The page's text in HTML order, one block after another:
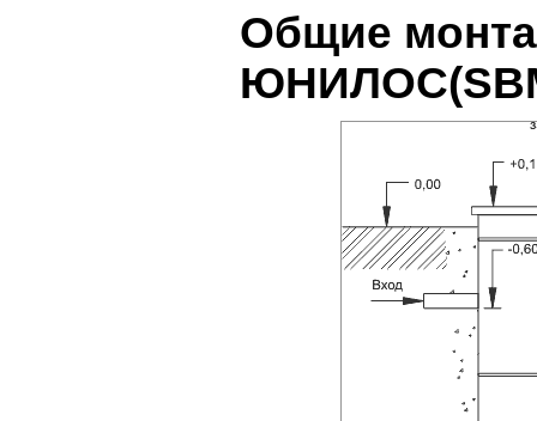
Общие